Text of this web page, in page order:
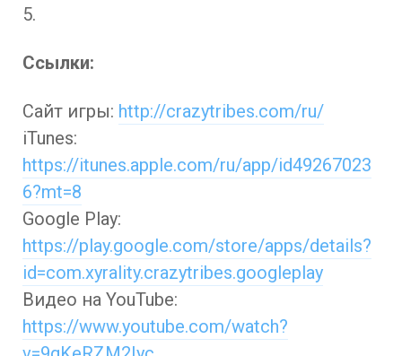
5.
Ссылки:
Сайт игры: http://crazytribes.com/ru/
iTunes:
https://itunes.apple.com/ru/app/id49267023
6?mt=8
Google Play:
https://play.google.com/store/apps/details?
id=com.xyrality.crazytribes.googleplay
Видео на YouTube:
https://www.youtube.com/watch?